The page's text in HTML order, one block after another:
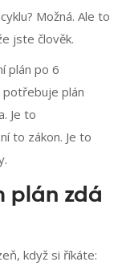
Možná. Ale to
jste člověk.
plán po 6
potřebuje plán
Je to
to zákon. Je to
plán zdá
když si říkáte: